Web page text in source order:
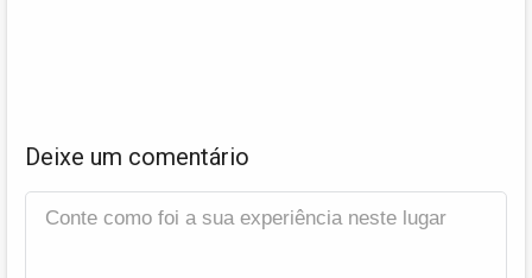
Deixe um comentário